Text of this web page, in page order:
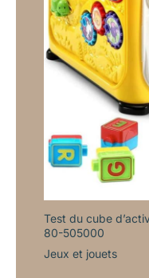
Test du cube
80-505000
Jeux et jouets